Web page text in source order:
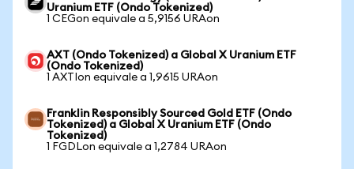
Uranium ETF (Ondo Tokenized)
1 CEGon equivale a 5,9156 URAon
AXT (Ondo Tokenized) a Global X Uranium ETF
(Ondo Tokenized)
1 AXTIon equivale a 1,9615 URAon
Franklin Responsibly Sourced Gold ETF (Ondo
Tokenized) a Global X Uranium ETF (Ondo
Tokenized)
1 FGDLon equivale a 1,2784 URAon